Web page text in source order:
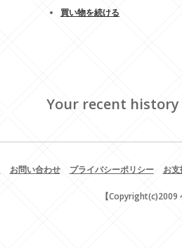
買い物を続ける
Your recent history
お問い合わせ プライバシーポリシー お
【